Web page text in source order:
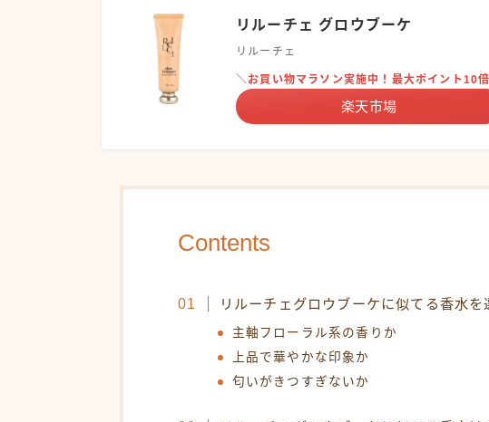
リルーチェ グロウブーケ
リルーチェ
＼お買い物マラソン実施中！最大ポイント10
楽天市場
Contents
リルーチェグロウブーケに似てる香水を
主軸フローラル系の香りか
上品で華やかな印象か
匂いがきつすぎないか